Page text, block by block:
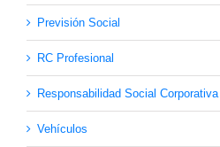
Previsión Social
RC Profesional
Responsabilidad Social Corporativa
Vehículos